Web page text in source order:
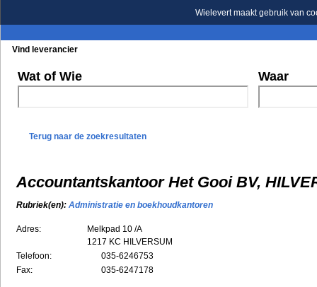
Wielevert maakt gebruik van
Vind leverancier
Wat of Wie Waar
Terug naar de zoekresultaten
Accountantskantoor Het Gooi BV,
Rubriek(en): Administratie en boekhoudkantoren
Adres:
Melkpad 10 /A
1217 KC HILVERSUM
Telefoon:
035-6246753
Fax:
035-6247178